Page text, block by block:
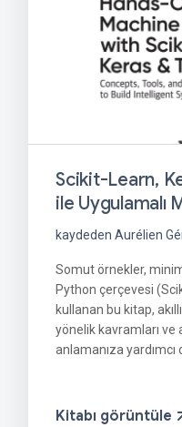
Scikit-Learn,
ile Uygulamalı
kaydeden Aurélien
Somut örnekler,
Python çerçevesi
kullanan bu kitap,
yönelik kavramları ve
anlamanıza yardımcı
Kitabı görüntüle